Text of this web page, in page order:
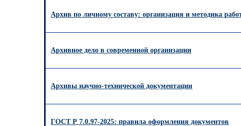
Архив по личному составу: организация и методика
Архивное дело в современной организации
Архивы научно-технической документации
ГОСТ Р 7.0.97-2025: правила оформления документов